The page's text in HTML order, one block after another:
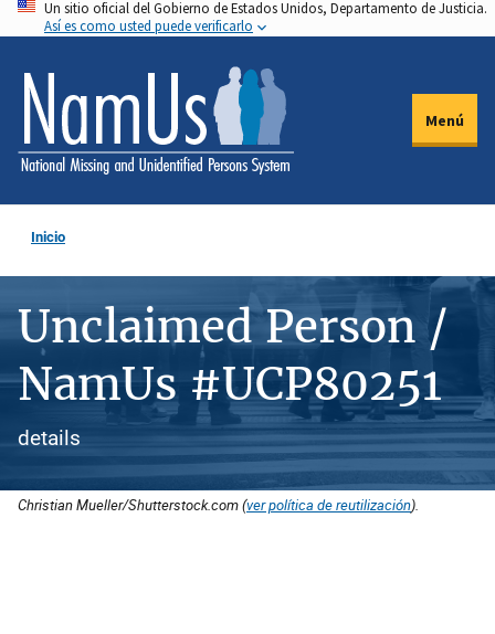
Pasar
al
contenido
principal
Un sitio oficial del Gobierno de Estados Unidos, Departamento de Justicia.
Así es como usted puede verificarlo
Menú
Inicio
Unclaimed Person /
NamUs #UCP80251
details
Christian Mueller/Shutterstock.com (ver política de reutilización).